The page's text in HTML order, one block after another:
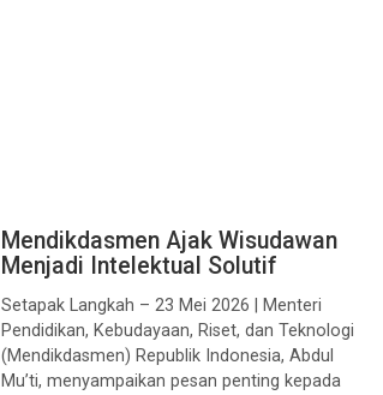
Mendikdasmen Ajak Wisudawan
Menjadi Intelektual Solutif
Setapak Langkah – 23 Mei 2026 | Menteri
Pendidikan, Kebudayaan, Riset, dan Teknologi
(Mendikdasmen) Republik Indonesia, Abdul
Mu’ti, menyampaikan pesan penting kepada